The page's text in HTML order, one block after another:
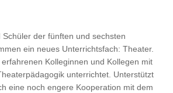
der fünften und sechsten
ein neues Unterrichtsfach: Theater.
Kolleginnen und Kollegen mit
unterrichtet. Unterstützt
eine noch engere Kooperation mit dem